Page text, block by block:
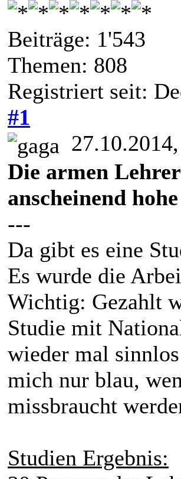
Beiträge: 1'543
Themen: 808
Registriert seit:
#1
Die armen
anscheinend
---
Da gibt es eine
Es wurde die
Wichtig: Gezahlt
Studie mit
wieder mal
mich nur blau,
missbraucht
Studien Ergebnis: